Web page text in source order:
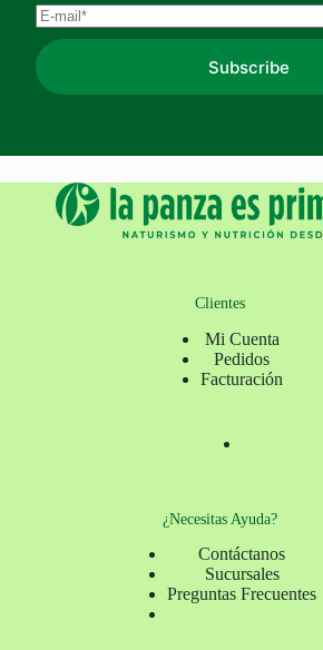
Subscribe
Clientes
Mi Cuenta
Pedidos
Facturación
¿Necesitas Ayuda?
Contáctanos
Sucursales
Preguntas Frecuentes